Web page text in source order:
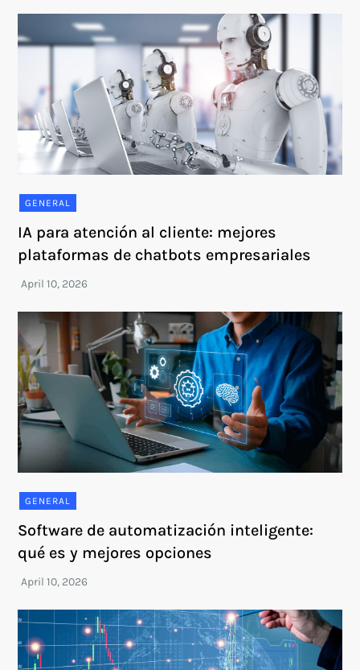
GENERAL
IA para atención al cliente: mejores
plataformas de chatbots empresariales
GENERAL
Software de automatización inteligente:
qué es y mejores opciones